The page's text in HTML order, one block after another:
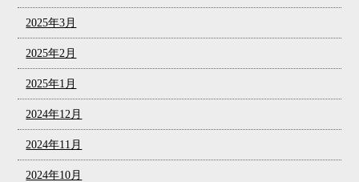
2025年3月
2025年2月
2025年1月
2024年12月
2024年11月
2024年10月